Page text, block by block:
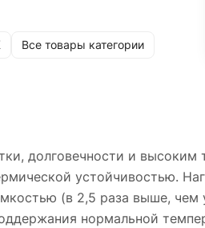
Все товары категории
долговечности и высоким
устойчивостью.
(в 2,5 раза выше, чем
нормальной